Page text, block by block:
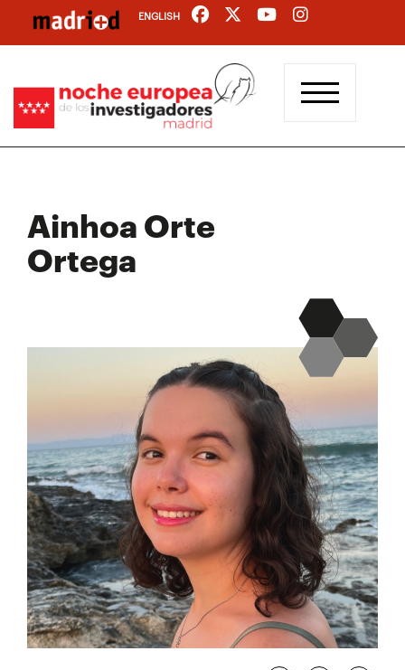
contenido
ENGLISH
Ainhoa Orte
Ortega